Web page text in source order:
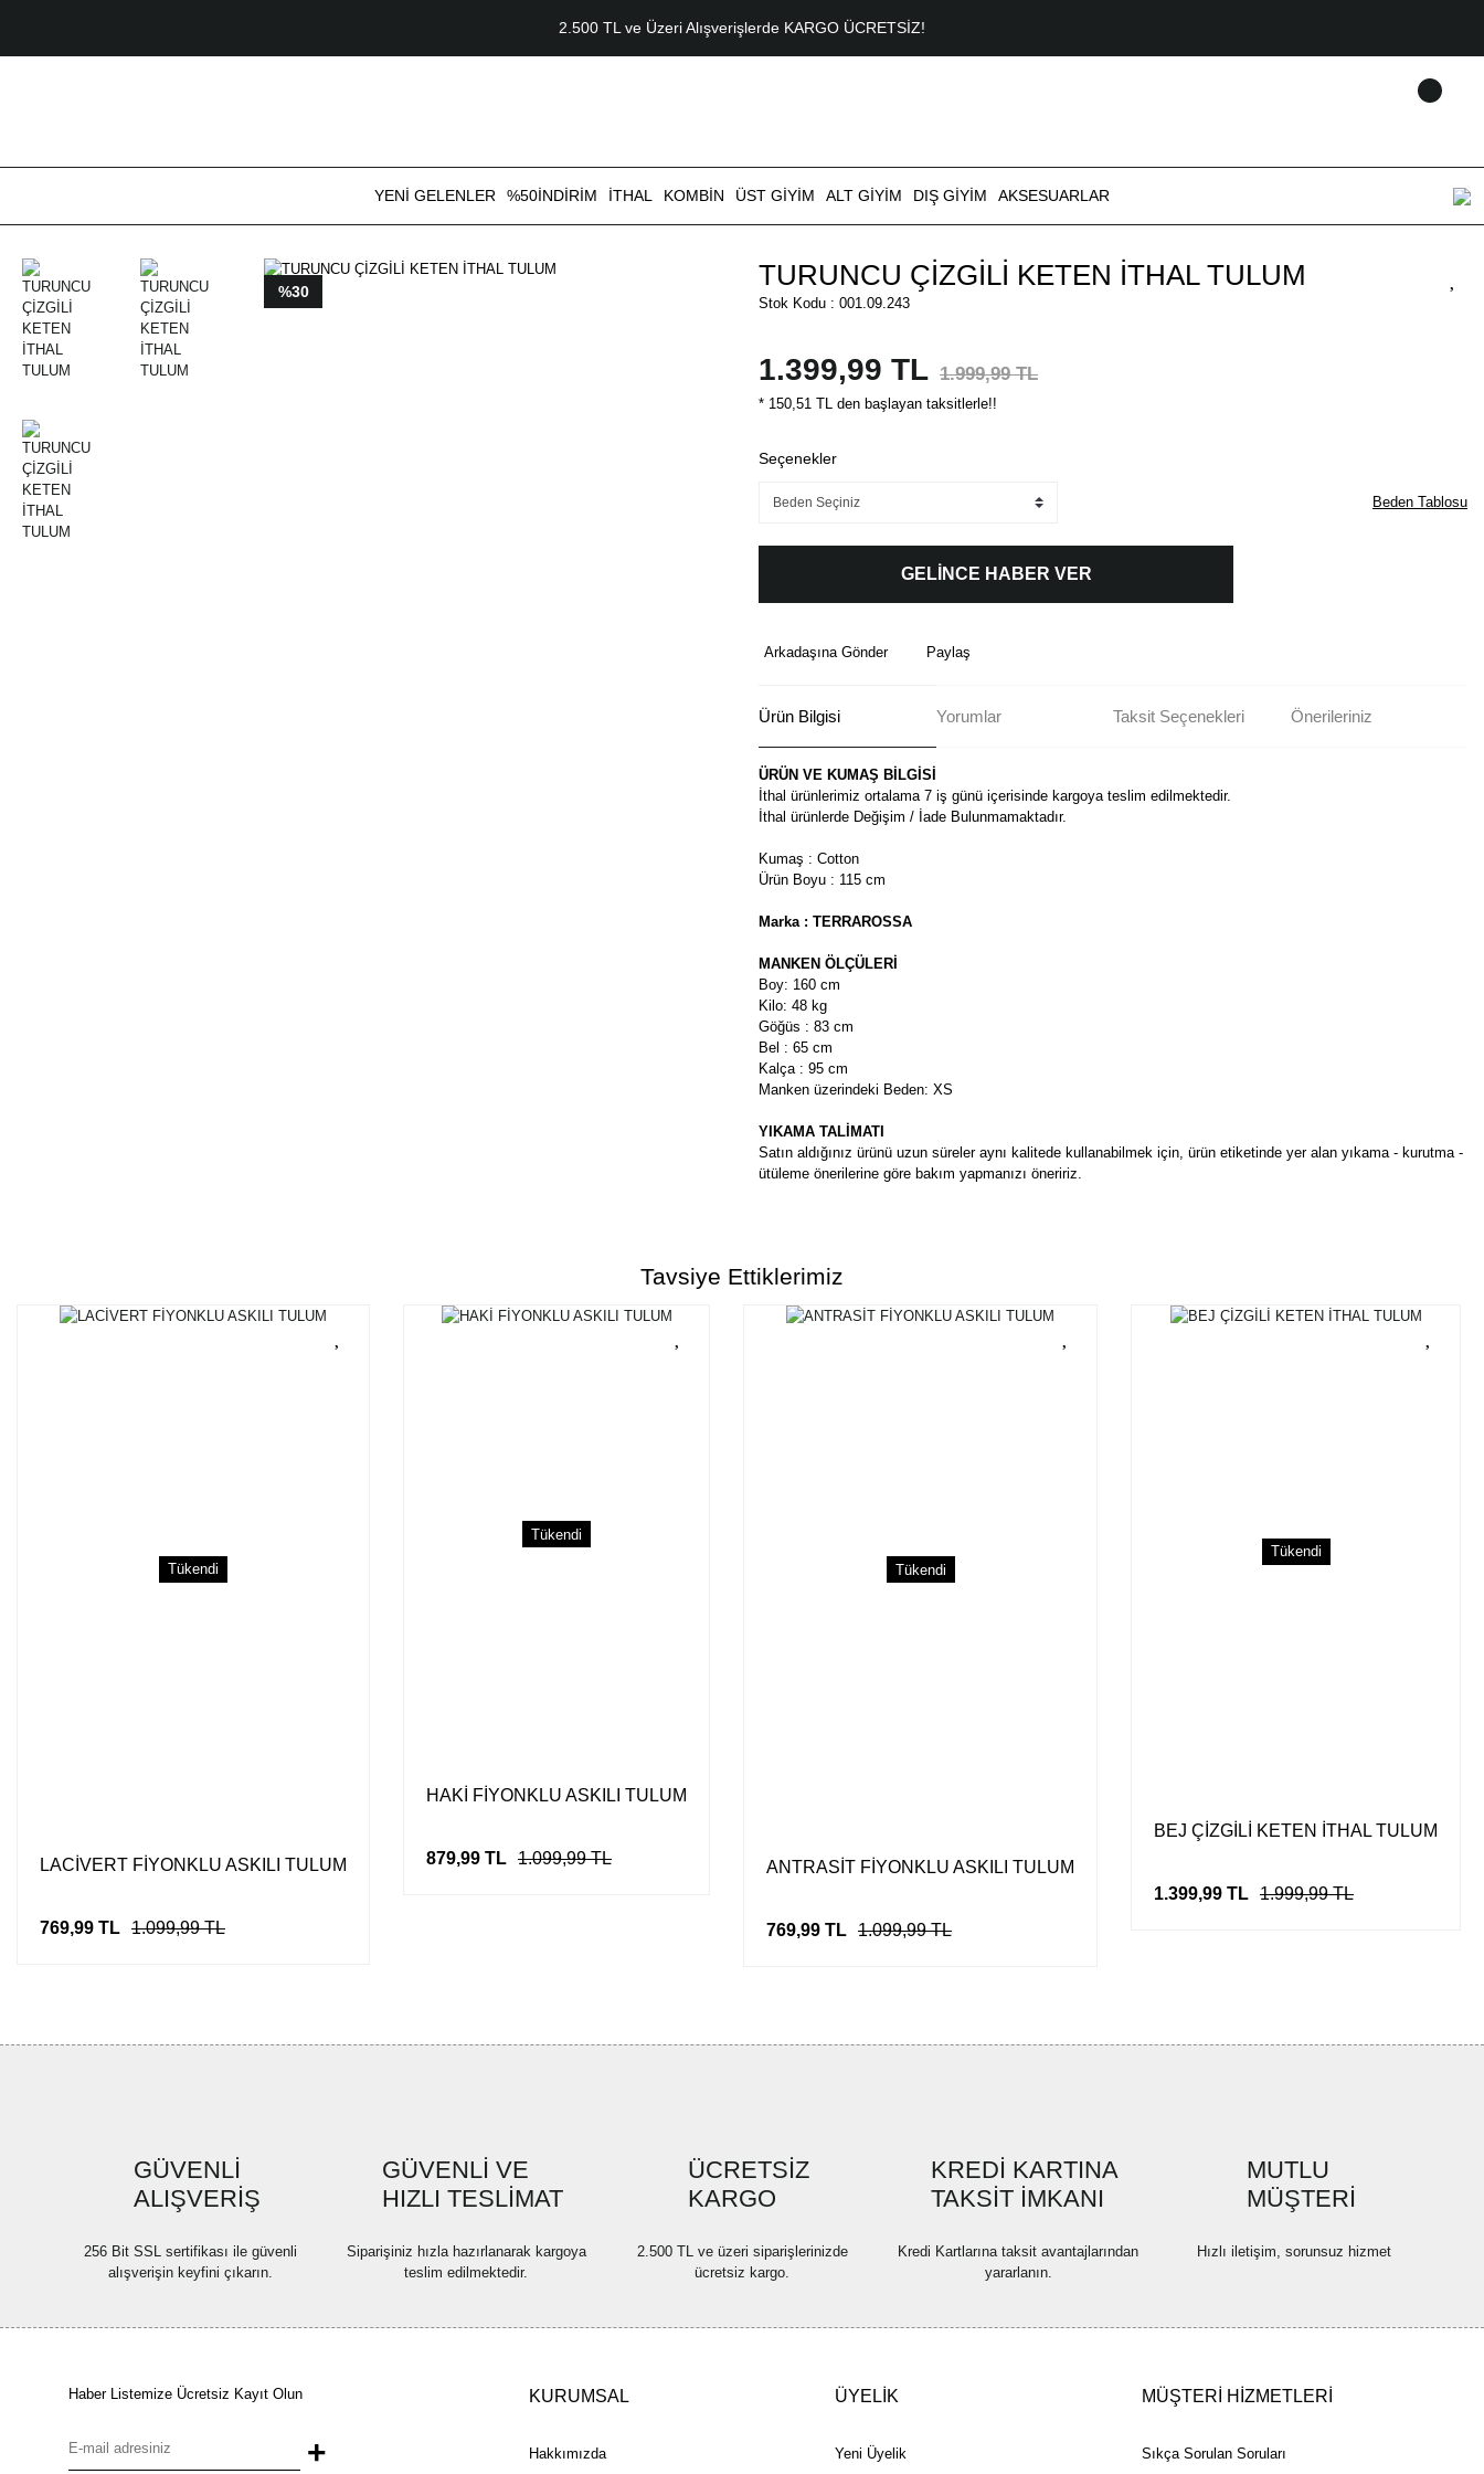
2.500 TL ve Üzeri Alışverişlerde KARGO ÜCRETSİZ!
YENİ GELENLER %50İNDİRİM İTHAL KOMBİN ÜST GİYİM ALT GİYİM DIŞ GİYİM AKSESUARLAR
%30 TURUNCU ÇİZGİLİ KETEN İTHAL TULUM
Stok Kodu : 001.09.243
1.399,99 TL 1.999,99 TL
* 150,51 TL den başlayan taksitlerle!!
Seçenekler
Beden Tablosu
GELİNCE HABER VER
Arkadaşına Gönder Paylaş
Ürün Bilgisi Yorumlar Taksit Seçenekleri Önerileriniz
ÜRÜN VE KUMAŞ BİLGİSİ
İthal ürünlerimiz ortalama 7 iş günü içerisinde kargoya teslim edilmektedir.
İthal ürünlerde Değişim / İade Bulunmamaktadır.
Kumaş : Cotton
Ürün Boyu : 115 cm
Marka : TERRAROSSA
MANKEN ÖLÇÜLERİ
Boy: 160 cm
Kilo: 48 kg
Göğüs : 83 cm
Bel : 65 cm
Kalça : 95 cm
Manken üzerindeki Beden: XS
YIKAMA TALİMATI
Satın aldığınız ürünü uzun süreler aynı kalitede kullanabilmek için, ürün etiketinde yer alan yıkama - kurutma -
ütüleme önerilerine göre bakım yapmanızı öneririz.
Görüş ve önerileriniz için teşekkür ederiz.
Ürün resmi kalitesiz, bozuk veya görüntülenemiyor.
Tavsiye Ettiklerimiz
Tükendi
LACİVERT FİYONKLU ASKILI TULUM
769,99 TL 1.099,99 TL
Tükendi
HAKİ FİYONKLU ASKILI TULUM
879,99 TL 1.099,99 TL
Tükendi
ANTRASİT FİYONKLU ASKILI TULUM
769,99 TL 1.099,99 TL
Tükendi
BEJ ÇİZGİLİ KETEN İTHAL TULUM
1.399,99 TL 1.999,99 TL
GÜVENLİ
ALIŞVERİŞ
256 Bit SSL sertifikası ile güvenli
alışverişin keyfini çıkarın.
GÜVENLİ VE
HIZLI TESLİMAT
Siparişiniz hızla hazırlanarak kargoya
teslim edilmektedir.
ÜCRETSİZ
KARGO
2.500 TL ve üzeri siparişlerinizde
ücretsiz kargo.
KREDİ KARTINA
TAKSİT İMKANI
Kredi Kartlarına taksit avantajlarından
yararlanın.
MUTLU
MÜŞTERİ
Hızlı iletişim, sorunsuz hizmet
Haber Listemize Ücretsiz Kayıt Olun
+
KURUMSAL
Hakkımızda
ÜYELİK
Yeni Üyelik
MÜŞTERİ HİZMETLERİ
Sıkça Sorulan Soruları